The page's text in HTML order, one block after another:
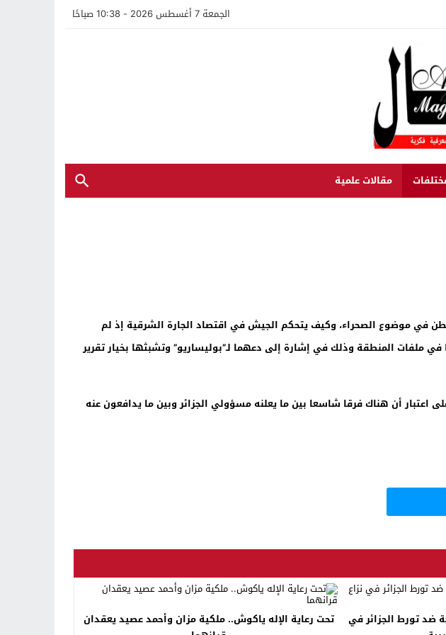
الجمعة 7 أغسطس 2026 - 10:38 صباحًا
مقالات علمية
في موضوع الصحراء، وكيف يتحكم الجيش في اقتصاد الجارة الشرقية إذ لم
المنطقة وذلك في إشارة إلى دعهما لـ”بوليساريو” وتشبثها بخيار تقرير
اعتبار أن هناك فرقا شاسعا بين ما يعلنه مسؤولي الجزائر وبين ما يدافعون عنه
ضد تورط الجزائر في
تحت رعاية الإله ياكوش.. ملكية مزان وأحمد عصيد يعقدان